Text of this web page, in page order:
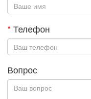
* Телефон
Вопрос